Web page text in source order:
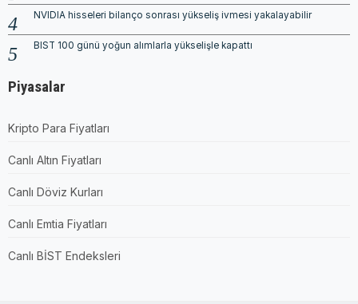
NVIDIA hisseleri bilanço sonrası yükseliş ivmesi yakalayabilir
BIST 100 günü yoğun alımlarla yükselişle kapattı
Piyasalar
Kripto Para Fiyatları
Canlı Altın Fiyatları
Canlı Döviz Kurları
Canlı Emtia Fiyatları
Canlı BİST Endeksleri